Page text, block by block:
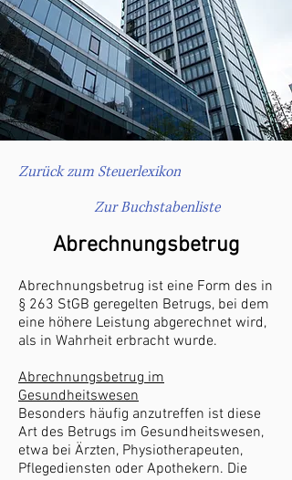
Zurück zum Steuerlexikon
Zur Buchstabenliste
Abrechnungsbetrug
Abrechnungsbetrug ist eine Form des in
§ 263 StGB geregelten Betrugs, bei dem
eine höhere Leistung abgerechnet wird,
als in Wahrheit erbracht wurde.
Abrechnungsbetrug im
Gesundheitswesen
Besonders häufig anzutreffen ist diese
Art des Betrugs im Gesundheitswesen,
etwa bei Ärzten, Physiotherapeuten,
Pflegediensten oder Apothekern. Die